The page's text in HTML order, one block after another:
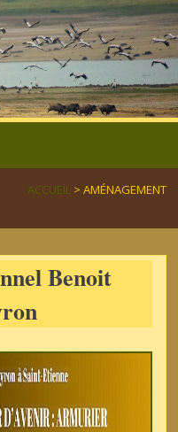
ACCUEIL> AMÉNAGEMENT
Benoit